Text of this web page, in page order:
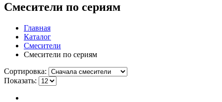
Смесители по сериям
Главная
Каталог
Смесители
Смесители по сериям
Cортировка:
Показать: